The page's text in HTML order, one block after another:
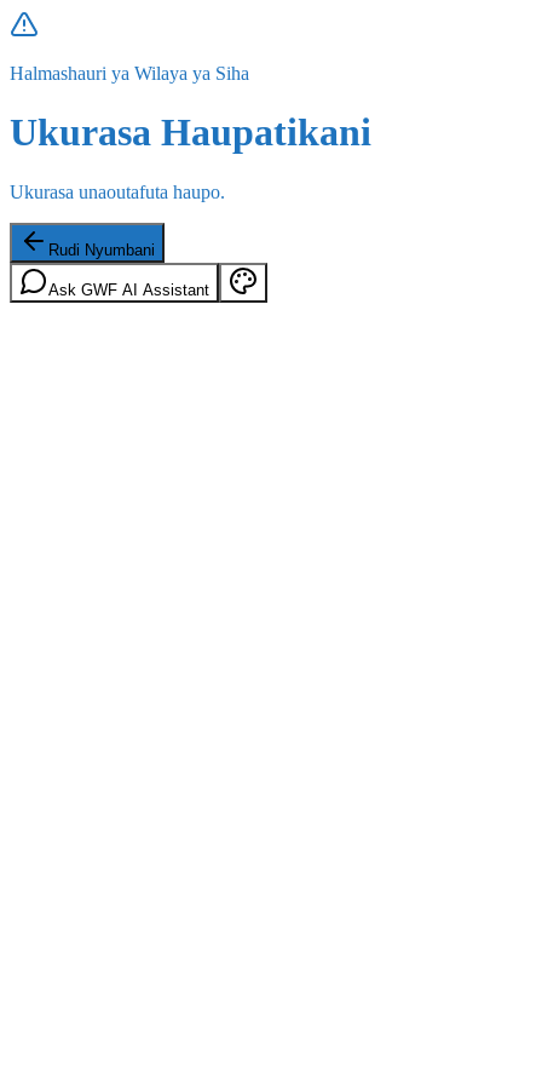
Halmashauri ya Wilaya ya Siha
Ukurasa Haupatikani
Ukurasa unaoutafuta haupo.
Rudi Nyumbani
Ask GWF AI Assistant